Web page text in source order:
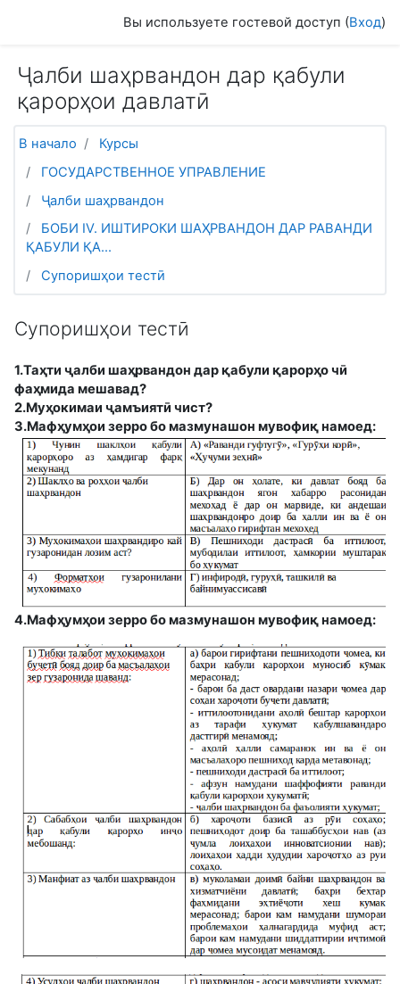
Вы используете гостевой доступ (Вход)
Ҷалби шаҳрвандон дар қабули
қарорҳои давлатӣ
В начало
Курсы
ГОСУДАРСТВЕННОЕ УПРАВЛЕНИЕ
Ҷалби шаҳрвандон
БОБИ IV. ИШТИРОКИ ШАҲРВАНДОН ДАР РАВАНДИ
ҚАБУЛИ ҚА...
Супоришҳои тестӣ
Супоришҳои тестӣ
1.Таҳти ҷалби шаҳрвандон дар қабули қарорҳо чӣ
фаҳмида мешавад?
2.Муҳокимаи ҷамъиятӣ чист?
3.Мафҳумҳои зерро бо мазмунашон мувофиқ намоед:
4.Мафҳумҳои зерро бо мазмунашон мувофиқ намоед: